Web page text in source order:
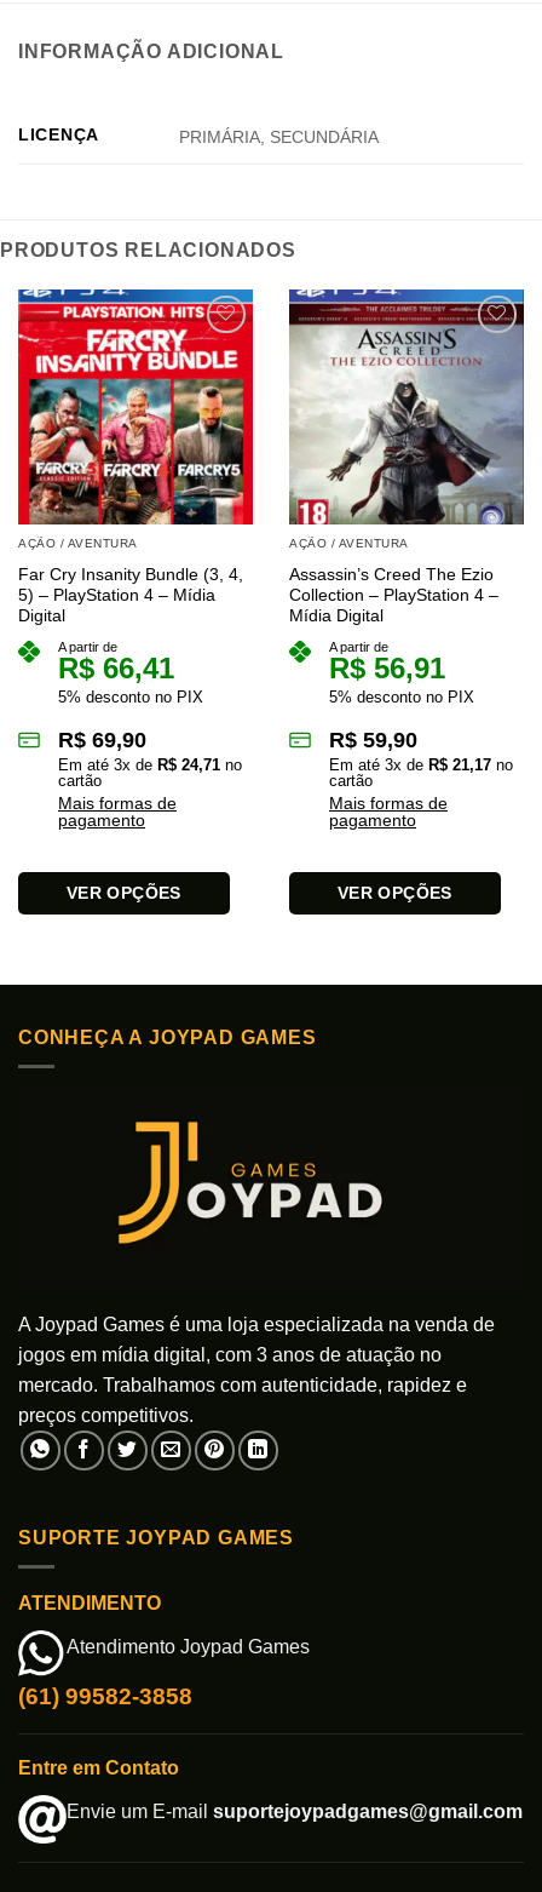
INFORMAÇÃO ADICIONAL
LICENÇA PRIMÁRIA, SECUNDÁRIA
PRODUTOS RELACIONADOS
AÇÃO / AVENTURA
Far Cry Insanity Bundle (3, 4,
5) – PlayStation 4 – Mídia
Digital
A partir de
R$ 66,41
5% desconto no PIX
R$ 69,90
Em até 3x de R$ 24,71 no
cartão
Mais formas de
pagamento
VER OPÇÕES
variantes.
AÇÃO / AVENTURA
Assassin’s Creed The Ezio
Collection – PlayStation 4 –
Mídia Digital
A partir de
R$ 56,91
5% desconto no PIX
R$ 59,90
Em até 3x de R$ 21,17 no
cartão
Mais formas de
pagamento
VER OPÇÕES
variantes.
na
página
CONHEÇA A JOYPAD GAMES
A Joypad Games é uma loja especializada na venda de
jogos em mídia digital, com 3 anos de atuação no
mercado. Trabalhamos com autenticidade, rapidez e
preços competitivos.
SUPORTE JOYPAD GAMES
ATENDIMENTO
Atendimento Joypad Games
(61) 99582-3858
Entre em Contato
Envie um E-mail suportejoypadgames@gmail.com